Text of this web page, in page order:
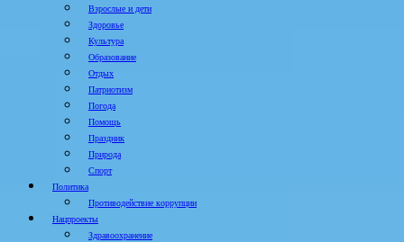
Взрослые и дети
Здоровье
Культура
Образование
Отдых
Патриотизм
Погода
Помощь
Праздник
Природа
Спорт
Политика
Противодействие коррупции
Нацпроекты
Здравоохранение